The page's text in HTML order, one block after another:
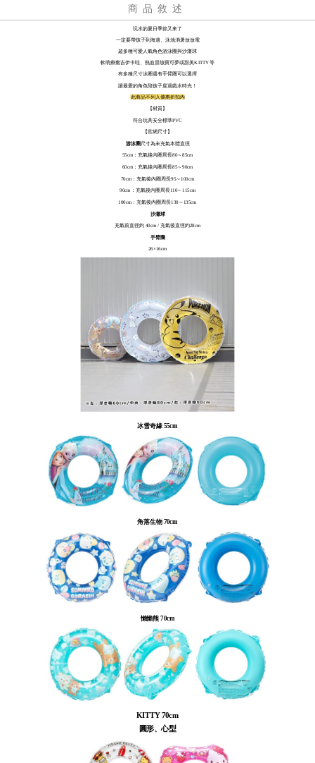
商品敘述